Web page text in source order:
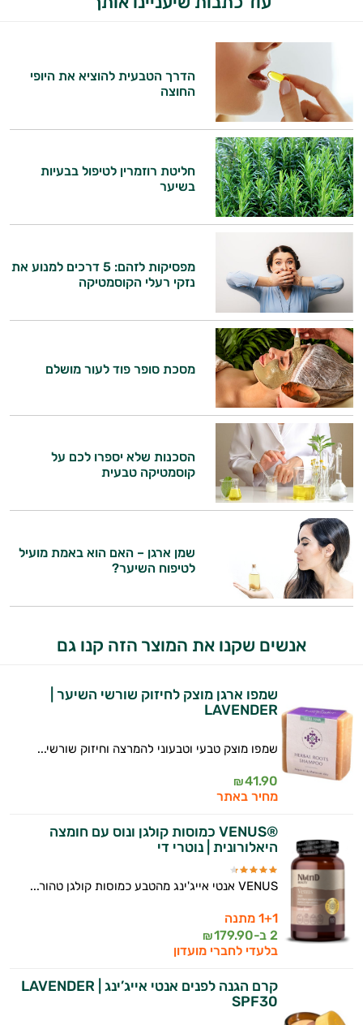
הדרך הטבעית להוציא את היופי
החוצה
חליטת רוזמרין לטיפול בבעיות
בשיער
מפסיקות לזהם: 5 דרכים למנוע את
נזקי רעלי הקוסמטיקה
מסכת סופר פוד לעור מושלם
הסכנות שלא יספרו לכם על
קוסמטיקה טבעית
שמן ארגן – האם הוא באמת מועיל
לטיפוח השיער?
אנשים שקנו את המוצר הזה קנו גם
שמפו ארגן מוצק לחיזוק שורשי השיער |
LAVENDER
שמפו מוצק טבעי וטבעוני להמרצה וחיזוק שורשי...
41.90
₪
מחיר באתר
®VENUS כמוסות קולגן ונוס עם חומצה
היאלורונית | נוטרי די
VENUS אנטי אייג'ינג מהטבע כמוסות קולגן טהור...
1+1 מתנה
2 ב-
179.90
₪
בלעדי לחברי מועדון
קרם הגנה לפנים אנטי אייג’ינג LAVENDER |
SPF30
היי,
אני יועץ הבריאות האישי AI של טבע בריא.
וספרות מקצועית בתחומי הרפואה הטבעית
ותזונת הספורט.
אני כאן כדי לעזור לך להתאים את תוספי
התזונה ומוצרי הבריאות המדויקים למטרות
ולמצב הגופני שלך, ולהסביר לך אילו רכיבים
עובדים יחד כדי למקסם תוצאות גם בחיי היום
יום וגם בתחום הכושר והספורט.
המטרה שלי היא להתאים עבורך המלצות
אישיות מבוססות מדעית.
זה הזמן להתחיל. איך אוכל לעזור?